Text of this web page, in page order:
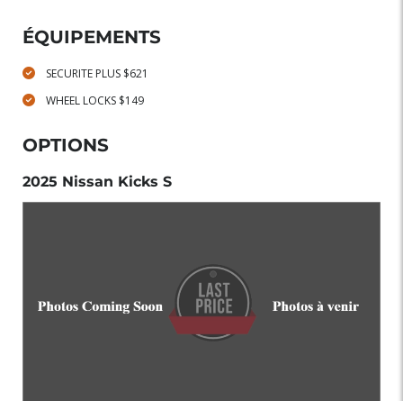
ÉQUIPEMENTS
SECURITE PLUS $621
WHEEL LOCKS $149
OPTIONS
2025 Nissan Kicks S